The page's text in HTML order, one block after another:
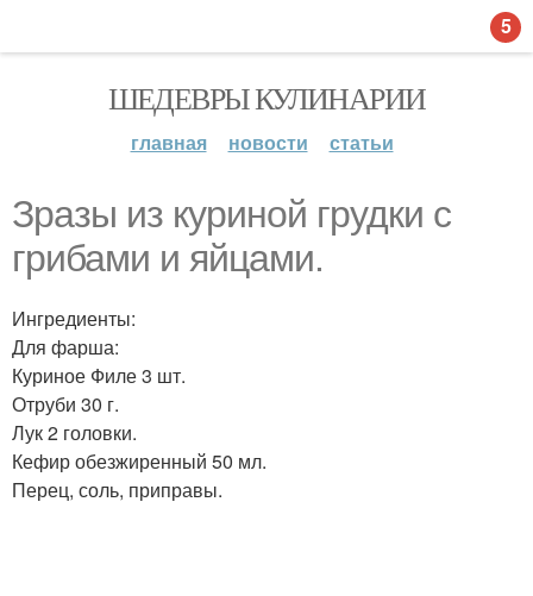
ШЕДЕВРЫ КУЛИНАРИИ
главная новости статьи
Зразы из куриной грудки с
грибами и яйцами.
Ингредиенты:
Для фарша:
Куриное Филе 3 шт.
Отруби 30 г.
Лук 2 головки.
Кефир обезжиренный 50 мл.
Перец, соль, приправы.
5